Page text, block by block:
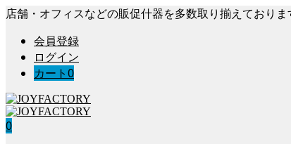
店舗・オフィスなどの販促什器を多数取り揃えており
会員登録
ログイン
カート0
0